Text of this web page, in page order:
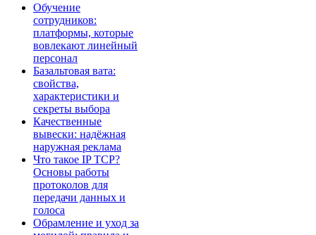
Обучение
сотрудников:
платформы, которые
вовлекают линейный
персонал
Базальтовая вата:
свойства,
характеристики и
секреты выбора
Качественные
вывески: надёжная
наружная реклама
Что такое IP TCP?
Основы работы
протоколов для
передачи данных и
голоса
Обрамление и уход за